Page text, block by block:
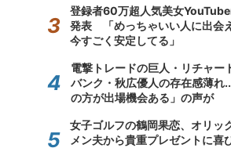
登録者60万超人気美女
発表 「めっちゃいい人に出会
今すごく安定してる」
電撃トレードの巨人・リチャー
バンク・秋広優人の存在感薄れ
の方が出場機会ある」の声が
女子ゴルフの鶴岡果恋、オリッ
メン夫から貴重プレゼントに